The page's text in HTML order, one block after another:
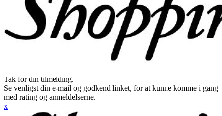
Tak for din tilmelding.
Se venligst din e-mail og godkend linket, for at kunne komme i gang
med rating og anmeldelserne.
x